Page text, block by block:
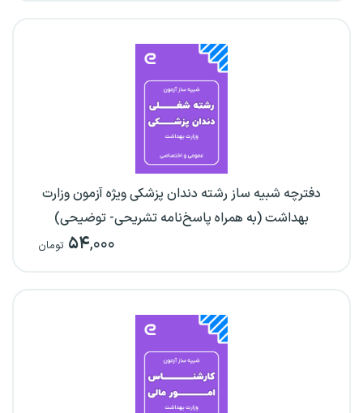
دفترچه شبیه ساز رشته دندان پزشکی ویژه آزمون وزارت
بهداشت (به همراه پاسخ‌نامه تشریحی- توضیحی)
۵۴,۰۰۰ تومان